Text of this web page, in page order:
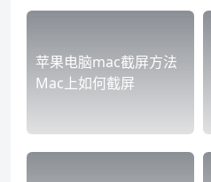
苹果电脑mac截屏方法
Mac上如何截屏